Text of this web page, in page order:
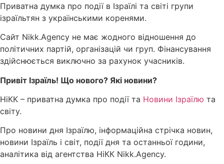
Приватна думка про події в Ізраїлі та світі групи
ізраїльтян з українськими коренями.
Сайт Nikk.Agency не має жодного відношення до
політичних партій, організацій чи груп. Фінансування
здійснюється виключно за рахунок учасників.
Привіт Ізраїль! Що нового? Які новини?
НіКК – приватна думка про події та Новини Ізраїлю та
світу.
Про новини дня Ізраїлю, інформаційна стрічка новин,
новини Ізраїль і світ, події дня та останньої години,
аналітика від агентства НіКК Nikk.Agency.